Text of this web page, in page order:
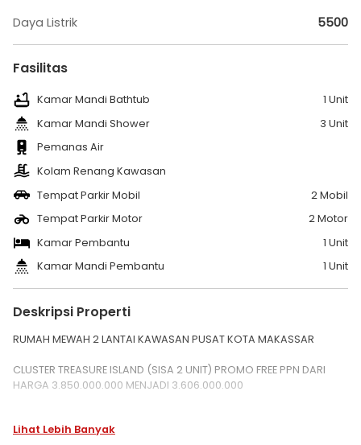
Daya Listrik 5500
Fasilitas
Kamar Mandi Bathtub
1 Unit
Kamar Mandi Shower
3 Unit
Pemanas Air
Kolam Renang Kawasan
Tempat Parkir Mobil
2 Mobil
Tempat Parkir Motor
2 Motor
Kamar Pembantu
1 Unit
Kamar Mandi Pembantu
1 Unit
Deskripsi Properti
RUMAH MEWAH 2 LANTAI KAWASAN PUSAT KOTA MAKASSAR
CLUSTER TREASURE ISLAND (SISA 2 UNIT) PROMO FREE PPN DARI
HARGA 3.850.000.000 MENJADI 3.606.000.000
- 4 kamar tidur, 3 kamar mandi & area servis
Lihat Lebih Banyak